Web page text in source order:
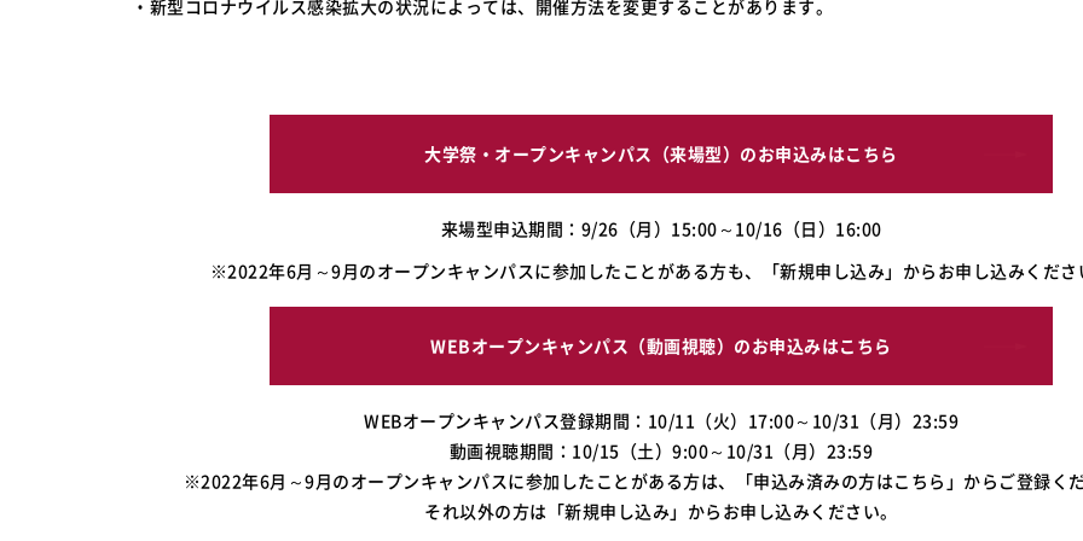
・新型コロナウイルス感染拡大の状況によっては、開催方法を変更することがあります。
大学祭・オープンキャンパス（来場型）のお申込みはこちら
来場型申込期間：9/26（月）15:00～10/16（日）16:00
※2022年6月～9月のオープンキャンパスに参加したことがある方も、「新規申し込み」からお申し込みくださ
WEBオープンキャンパス（動画視聴）のお申込みはこちら
WEBオープンキャンパス登録期間：10/11（火）17:00～10/31（月）23:59
動画視聴期間：10/15（土）9:00～10/31（月）23:59
※2022年6月～9月のオープンキャンパスに参加したことがある方は、「申込み済みの方はこちら」からご登録くだ
それ以外の方は「新規申し込み」からお申し込みください。